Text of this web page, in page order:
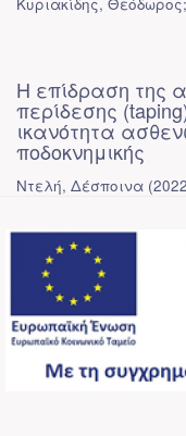
Η επίδραση της
περίδεσης
ικανότητα
ποδοκνημικής
Ντελή, Δέσποινα (2022